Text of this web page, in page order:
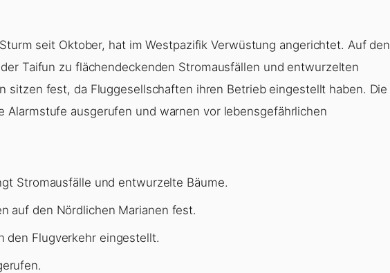
seit Oktober, hat im Westpazifik Verwüstung angerichtet. Auf den
Taifun zu flächendeckenden Stromausfällen und entwurzelten
sitzen fest, da Fluggesellschaften ihren Betrieb eingestellt haben. Die
Alarmstufe ausgerufen und warnen vor lebensgefährlichen
Stromausfälle und entwurzelte Bäume.
auf den Nördlichen Marianen fest.
den Flugverkehr eingestellt.